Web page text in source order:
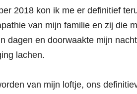
2018 kon ik me er definitief
van mijn familie en zij die
dagen en doorwaakte mijn
lachen.
van mijn loftje, ons